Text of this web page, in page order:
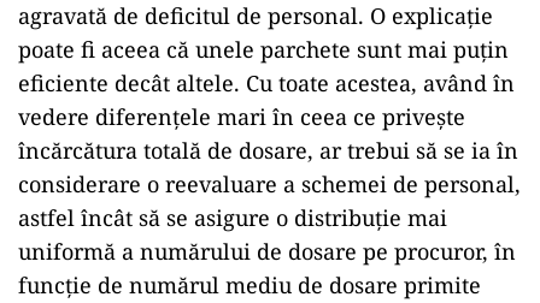
agravată de deficitul de personal. O explicație
poate fi aceea că unele parchete sunt mai puțin
eficiente decât altele. Cu toate acestea, având în
vedere diferențele mari în ceea ce privește
încărcătura totală de dosare, ar trebui să se ia în
considerare o reevaluare a schemei de personal,
astfel încât să se asigure o distribuție mai
uniformă a numărului de dosare pe procuror, în
funcție de numărul mediu de dosare primite